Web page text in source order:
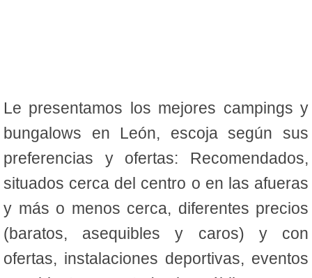
Le presentamos los mejores campings y
bungalows en León, escoja según sus
preferencias y ofertas: Recomendados,
situados cerca del centro o en las afueras
y más o menos cerca, diferentes precios
(baratos, asequibles y caros) y con
ofertas, instalaciones deportivas, eventos